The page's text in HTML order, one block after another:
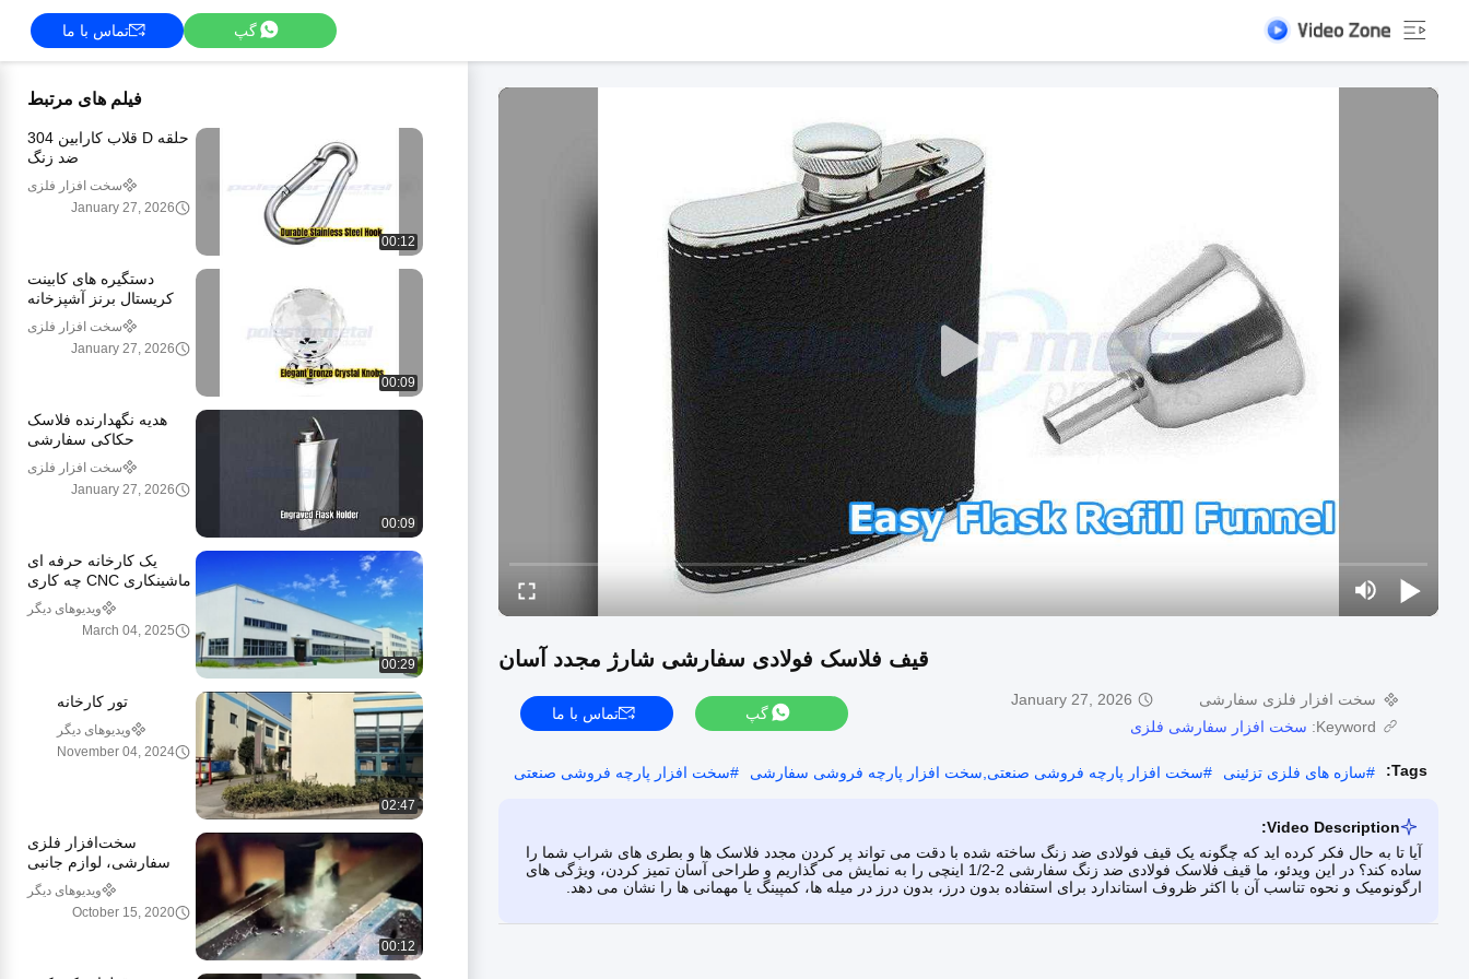
گپ تماس با ما
قیف فلاسک فولادی سفارشی شارژ مجدد آسان
سخت افزار فلزی سفارشی
January 27, 2026
Keyword:
سخت افزار سفارشی فلزی
گپ تماس با ما
Tags:
#سازه های فلزی تزئینی #سخت افزار پارچه فروشی صنعتی,سخت افزار پارچه فروشی سفارشی #سخت افزار پارچه فروشی صنعتی
Video Description:
آیا تا به حال فکر کرده اید که چگونه یک قیف فولادی ضد زنگ ساخته شده با دقت می تواند پر کردن مجدد فلاسک ها و بطری های شراب شما را
ساده کند؟ در این ویدئو، ما قیف فلاسک فولادی ضد زنگ سفارشی 2-1/2 اینچی را به نمایش می گذاریم و طراحی آسان تمیز کردن، ویژگی های
ارگونومیک و نحوه تناسب آن با اکثر ظروف استاندارد برای استفاده بدون درز، بدون درز در میله ها، کمپینگ یا مهمانی ها را نشان می دهد.
فیلم های مرتبط
00:12
حلقه D قلاب کارابین 304
ضد زنگ
سخت افزار فلزی
سفارشیJanuary 27, 2026
00:09
دستگیره های کابینت
کریستال برنز آشپزخانه
شما را ارتقا می دهند
سخت افزار فلزی
سفارشیJanuary 27, 2026
00:09
هدیه نگهدارنده فلاسک
حکاکی سفارشی
سخت افزار فلزی
سفارشیJanuary 27, 2026
00:29
یک کارخانه حرفه ای
ماشینکاری CNC چه کاری
می تواند انجام دهد؟
ویدیوهای دیگر
March 04, 2025
02:47
تور کارخانه
ویدیوهای دیگر
November 04, 2024
00:12
سخت‌افزار فلزی
سفارشی، لوازم جانبی
صنعتی، قطعات، فولاد ضد
زنگ
ویدیوهای دیگر
October 15, 2020